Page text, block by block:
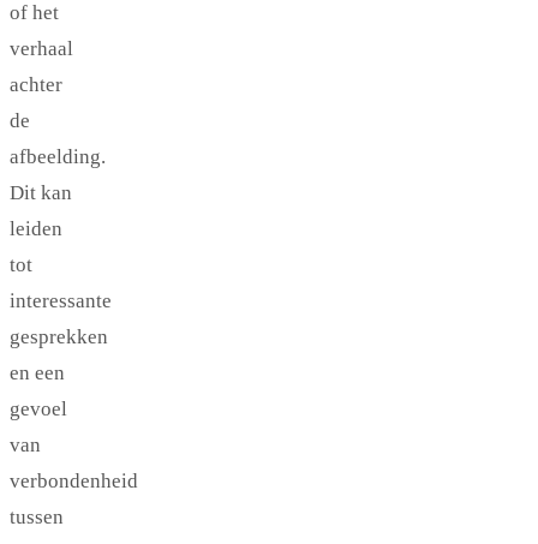
of het
verhaal
achter
de
afbeelding.
Dit kan
leiden
tot
interessante
gesprekken
en een
gevoel
van
verbondenheid
tussen